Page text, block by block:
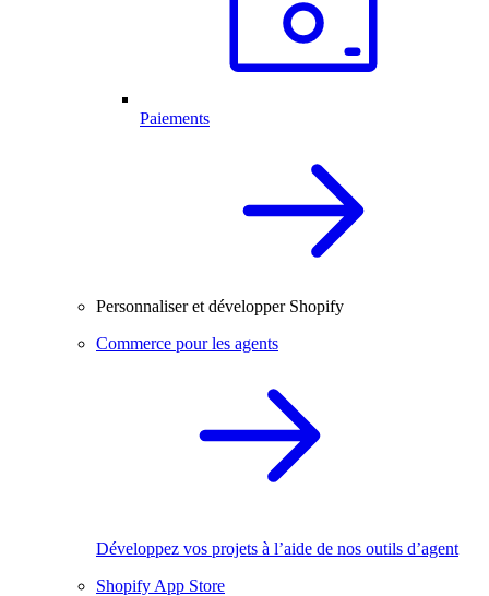
Paiements
Personnaliser et développer Shopify
Commerce pour les agents
Développez vos projets à l’aide de nos outils d’agent
Shopify App Store